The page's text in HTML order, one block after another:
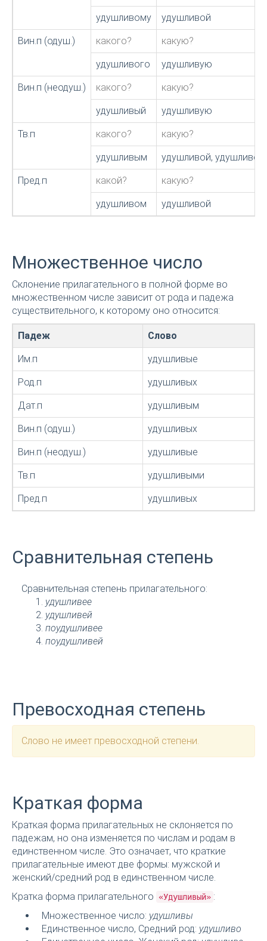
удушливому удушливой
Вин.п (одуш.) какого? какую?
удушливого удушливую
Вин.п (неодуш.) какого? какую?
удушливый удушливую
Тв.п какого? какую?
удушливым удушливой, удушливою
Пред.п какой? какую?
удушливом удушливой
Множественное число
Склонение прилагательного в полной форме во
множественном числе зависит от рода и падежа
существительного, к которому оно относится:
Падеж Слово
Им.п удушливые
Род.п удушливых
Дат.п удушливым
Вин.п (одуш.) удушливых
Вин.п (неодуш.) удушливые
Тв.п удушливыми
Пред.п удушливых
Сравнительная степень
Сравнительная степень прилагательного:
удушливее
удушливей
поудушливее
поудушливей
Превосходная степень
Слово не имеет превосходной степени.
Краткая форма
Краткая форма прилагательных не склоняется по
падежам, но она изменяется по числам и родам в
единственном числе. Это означает, что краткие
прилагательные имеют две формы: мужской и
женский/средний род в единственном числе.
Кратка форма прилагательного
«Удушливый» :
Множественное число: удушливы
Единственное число, Средний род: удушливо